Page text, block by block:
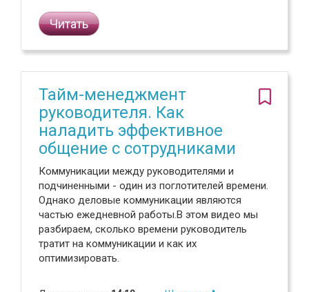
Читать
Тайм-менеджмент
руководителя. Как
наладить эффективное
общение с сотрудниками
Коммуникации между руководителями и
подчиненными - один из поглотителей времени.
Однако деловые коммуникации являются
частью ежедневной работы.В этом видео мы
разбираем, сколько времени руководитель
тратит на коммуникации и как их
оптимизировать.